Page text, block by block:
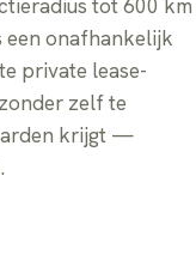
tot 600 km
een onafhankelijk
private lease-
zelf te
krijgt —